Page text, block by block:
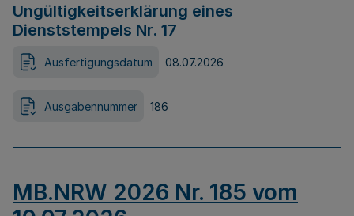
Ungültigkeitserklärung eines
Dienststempels Nr. 17
Ausfertigungsdatum 08.07.2026
Ausgabennummer 186
MB.NRW 2026 Nr. 185 vom